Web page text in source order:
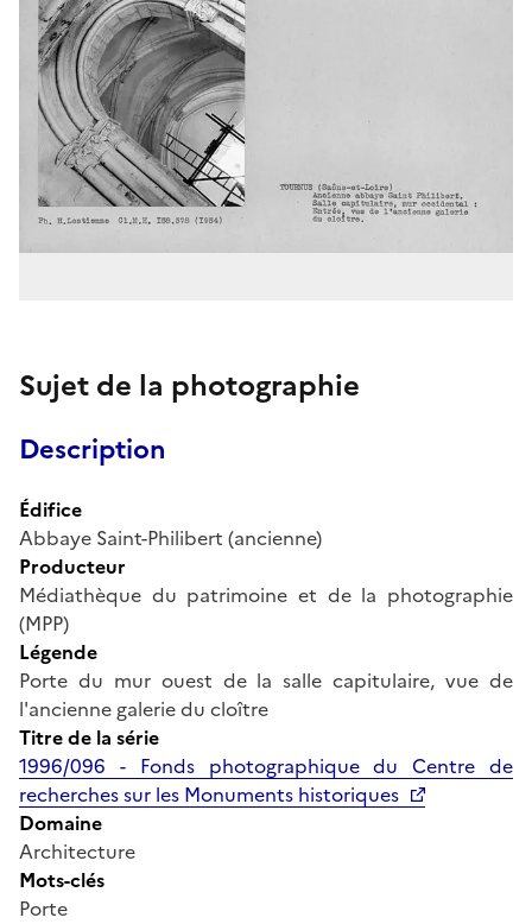
Sujet de la photographie
Description
Édifice
Abbaye Saint-Philibert (ancienne)
Producteur
Médiathèque du patrimoine et de la photographie
(MPP)
Légende
Porte du mur ouest de la salle capitulaire, vue de
l'ancienne galerie du cloître
Titre de la série
1996/096 - Fonds photographique du Centre de
recherches sur les Monuments historiques
Domaine
Architecture
Mots-clés
Porte